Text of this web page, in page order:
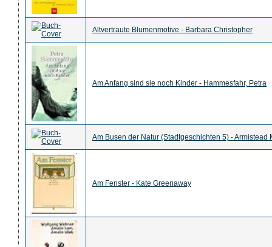
Altvertraute Blumenmotive - Barbara Christopher
Am Anfang sind sie noch Kinder - Hammesfahr, Petra
Am Busen der Natur (Stadtgeschichten 5) - Armistead
Am Fenster - Kate Greenaway